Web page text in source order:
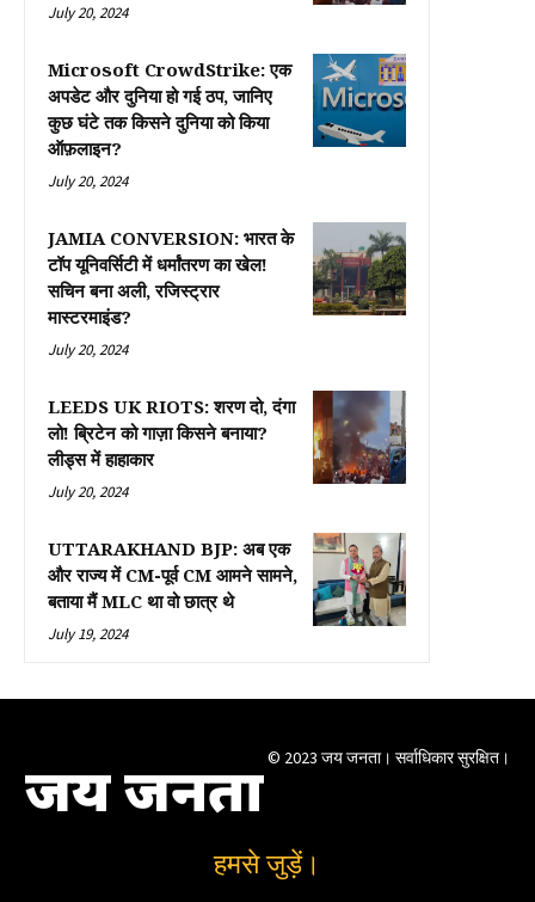
July 20, 2024
Microsoft CrowdStrike: एक
अपडेट और दुनिया हो गई ठप, जानिए
कुछ घंटे तक किसने दुनिया को किया
ऑफ़लाइन?
July 20, 2024
JAMIA CONVERSION: भारत के
टॉप यूनिवर्सिटी में धर्मांतरण का खेल!
सचिन बना अली, रजिस्ट्रार
मास्टरमाइंड?
July 20, 2024
LEEDS UK RIOTS: शरण दो, दंगा
लो! ब्रिटेन को गाज़ा किसने बनाया?
लीड्स में हाहाकार
July 20, 2024
UTTARAKHAND BJP: अब एक
और राज्य में CM-पूर्व CM आमने सामने,
बताया मैं MLC था वो छात्र थे
July 19, 2024
जय जनता © 2023 जय जनता। सर्वाधिकार सुरक्षित।
हमसे जुड़ें।